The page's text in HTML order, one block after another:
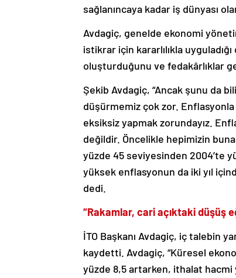
sağlanıncaya kadar iş dünyası
Avdagiç, genelde ekonomi
istikrar için kararlılıkla
oluşturduğunu ve fedakârlıklar
Şekib Avdagiç, “Ancak şunu da
düşürmemiz çok zor.
eksiksiz yapmak zorundayız.
değildir. Öncelikle hepimizin
yüzde 45 seviyesinden 2004’te
yüksek enflasyonun da iki yıl
dedi.
“Rakamlar, cari açıktaki düşüş
İTO Başkanı Avdagiç, iç talebin
kaydetti. Avdagiç, “Küresel
yüzde 8,5 artarken, ithalat hacmi